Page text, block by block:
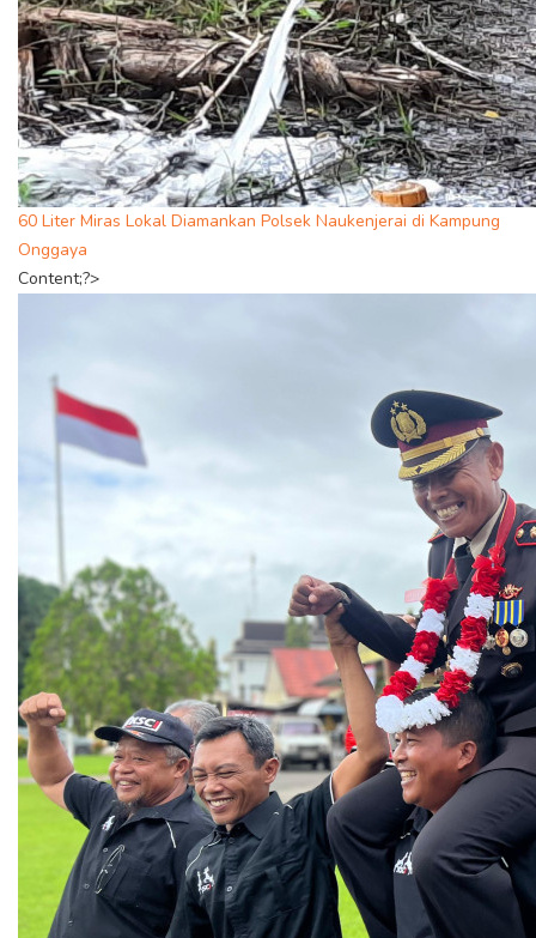
60 Liter Miras Lokal Diamankan Polsek Naukenjerai di Kampung
Onggaya
Content;?>